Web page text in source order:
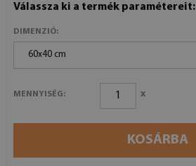
Válassza ki a termék paramétereit:
DIMENZIÓ:
60x40 cm
MENNYISÉG: x
KOSÁRBA